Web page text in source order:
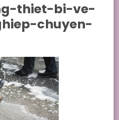
thiet-bi-ve-
chuyen-